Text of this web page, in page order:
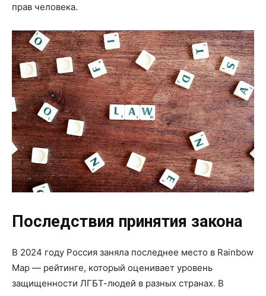
прав человека.
Последствия принятия закона
В 2024 году Россия заняла последнее место в Rainbow
Map — рейтинге, который оценивает уровень
защищенности ЛГБТ-людей в разных странах. В